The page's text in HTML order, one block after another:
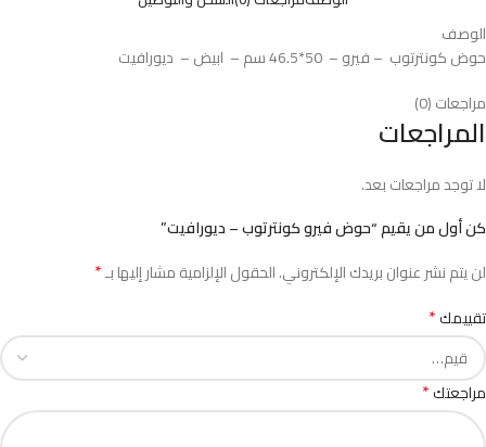
الوصف
حوض كونترتوب – فيرو – 50*46.5 سم – ابيض – ديورافيت
مراجعات (0)
المراجعات
لا توجد مراجعات بعد.
كن أول من يقيم “حوض فيرو كونترتوب – ديورافيت”
لن يتم نشر عنوان بريدك الإلكتروني.الحقول الإلزامية مشار إليها بـ*
تقييمك*
مراجعتك*